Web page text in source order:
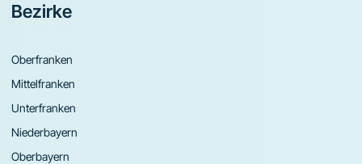
Bezirke
Oberfranken
Mittelfranken
Unterfranken
Niederbayern
Oberbayern